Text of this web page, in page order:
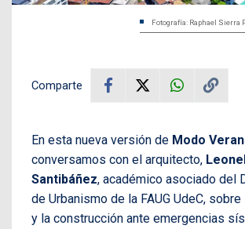
Fotografía: Raphael Sierra
Comparte
En esta nueva versión de Modo
conversamos con el arquitecto,
Santibáñez, académico asociado del
de Urbanismo de la FAUG UdeC,
y la construcción ante emergencias